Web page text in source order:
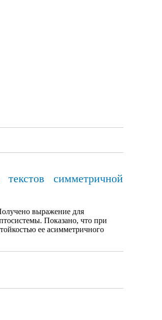
симметричной
выражение для
Показано, что при
ее асимметричного